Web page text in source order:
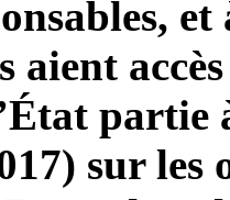
et
aient
partie
sur les